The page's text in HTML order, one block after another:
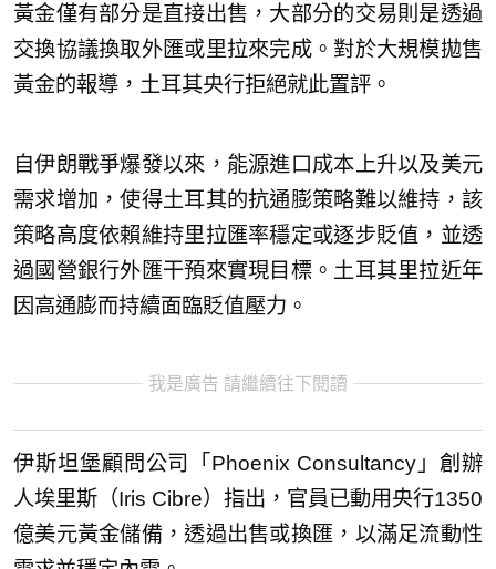
黃金僅有部分是直接出售，大部分的交易則是透過
交換協議換取外匯或里拉來完成。對於大規模拋售
黃金的報導，土耳其央行拒絕就此置評。
自伊朗戰爭爆發以來，能源進口成本上升以及美元
需求增加，使得土耳其的抗通膨策略難以維持，該
策略高度依賴維持里拉匯率穩定或逐步貶值，並透
過國營銀行外匯干預來實現目標。土耳其里拉近年
因高通膨而持續面臨貶值壓力。
我是廣告 請繼續往下閱讀
伊斯坦堡顧問公司「Phoenix Consultancy」創辦
人埃里斯（Iris Cibre）指出，官員已動用央行1350
億美元黃金儲備，透過出售或換匯，以滿足流動性